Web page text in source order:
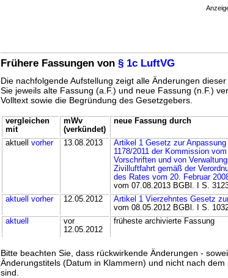
Frühere Fassungen von § 1c LuftVG
Die nachfolgende Aufstellung zeigt alle Änderungen
Sie jeweils alte Fassung (a.F.) und neue Fassung (n.F.)
Volltext sowie die Begründung des Gesetzgebers.
vergleichen
mit
mWv
(verkündet)
neue Fassung durch
aktuell vorher 13.08.2013
Artikel 1 Gesetz zur
1178/2011 der Kommission
Vorschriften und von
Zivilluftfahrt gemäß der
des Rates vom 20. Februar
vom 07.08.2013 BGBl. I S.
aktuell
vorher 12.05.2012
Artikel 1 Vierzehntes Gesetz
vom 08.05.2012 BGBl. I S.
aktuell
vor
12.05.2012
früheste archivierte Fassung
Bitte beachten Sie, dass rückwirkende Änderungen -
Änderungstitels (Datum in Klammern) und nicht nach
sind.